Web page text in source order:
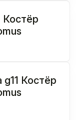
Костёр
Костёр